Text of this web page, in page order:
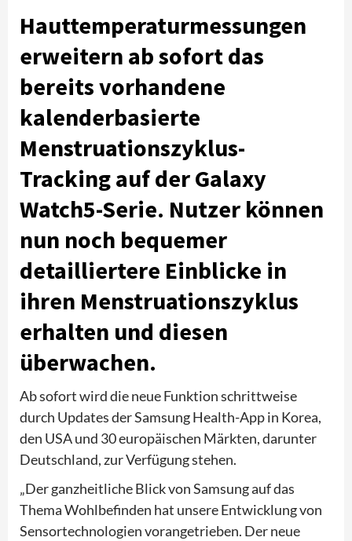
Hauttemperaturmessungen
erweitern ab sofort das
bereits vorhandene
kalenderbasierte
Menstruationszyklus-
Tracking auf der Galaxy
Watch5-Serie. Nutzer können
nun noch bequemer
detailliertere Einblicke in
ihren Menstruationszyklus
erhalten und diesen
überwachen.
Ab sofort wird die neue Funktion schrittweise
durch Updates der Samsung Health-App in Korea,
den USA und 30 europäischen Märkten, darunter
Deutschland, zur Verfügung stehen.
„Der ganzheitliche Blick von Samsung auf das
Thema Wohlbefinden hat unsere Entwicklung von
Sensortechnologien vorangetrieben. Der neue